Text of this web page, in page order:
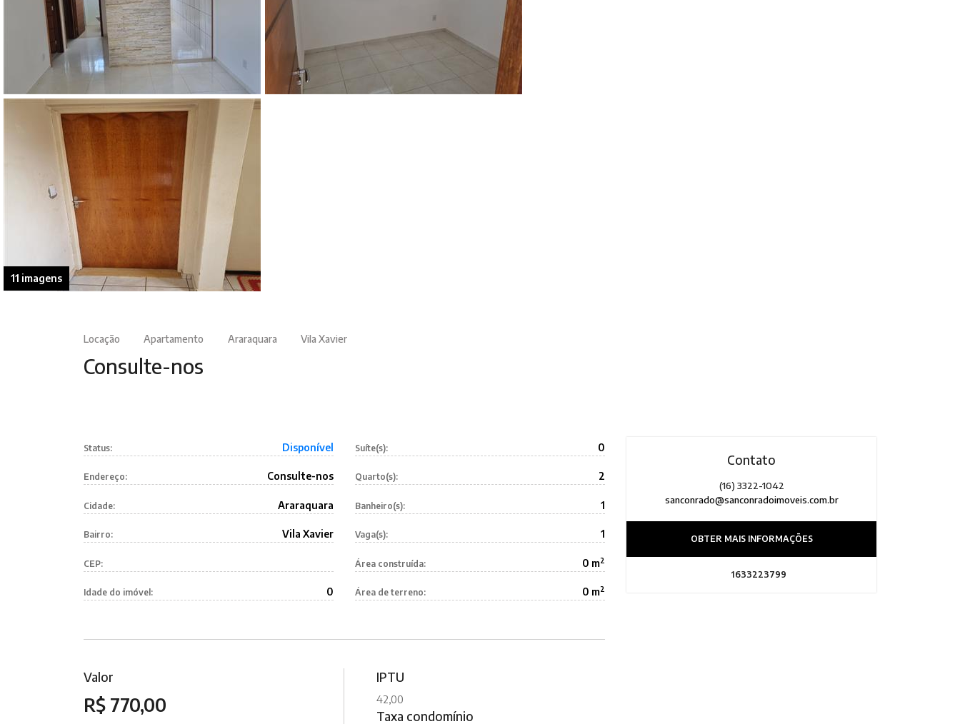
11 imagens
Locação Apartamento Araraquara Vila Xavier
Consulte-nos
Status: Disponível
Endereço: Consulte-nos
Cidade: Araraquara
Bairro: Vila Xavier
CEP:
Idade do imóvel: 0
Suíte(s): 0
Quarto(s): 2
Banheiro(s): 1
Vaga(s): 1
Área construída: 0 m2
Área de terreno: 0 m2
Valor
R$ 770,00
IPTU
42,00
Taxa condomínio
Contato
(16) 3322-1042
sanconrado@sanconradoimoveis.com.br
OBTER MAIS INFORMAÇÕES
1633223799